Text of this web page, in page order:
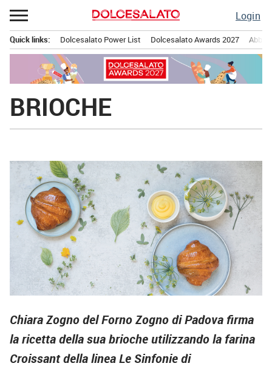
Passa
al
contenuto
Login
principale
Quick links: Dolcesalato Power List Dolcesalato Awards 2027
BRIOCHE
Chiara Zogno del Forno Zogno di Padova firma
la ricetta della sua brioche utilizzando la farina
Croissant della linea Le Sinfonie di